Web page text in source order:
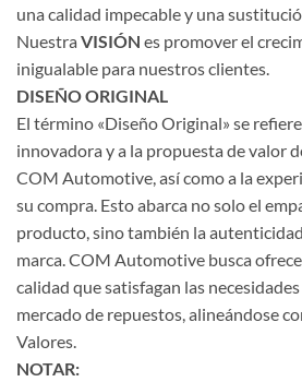
una calidad impecable y una
Nuestra VISIÓN es promover el
inigualable para nuestros clientes.
DISEÑO ORIGINAL
El término «Diseño Original» se
innovadora y a la propuesta de valor
COM Automotive, así como a la
su compra. Esto abarca no solo el
producto, sino también la
marca. COM Automotive busca
calidad que satisfagan las
mercado de repuestos, alineándose
Valores.
NOTAR: